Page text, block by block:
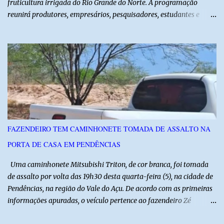
fruticultura irrigada do Rio Grande do Norte. A programação
reunirá produtores, empresários, pesquisadores, estudantes e
instituições e tecnologias voltadas ao setor. Além das atividades
técnicas, a feira contará com programação cultural. No dia 20 de
agosto, o público poderá prestigiar o show de humor com Mução,
seguido de apresentação musical de Vê Barreto. A Frut & Tec
reforça a importância do Distrito de Irrigação do Baixo Açu como
referência na fruticultura irrigada, promovendo conhecimento,
inovação e oportunidades para o desenvolvimento do agronegócio
potiguar. @associacaodiba
FAZENDEIRO TEM CAMINHONETE TOMADA DE ASSALTO NA
PORTA DE CASA EM PENDÊNCIAS
Uma caminhonete Mitsubishi Triton, de cor branca, foi tomada
de assalto por volta das 19h30 desta quarta-feira (5), na cidade de
Pendências, na região do Vale do Açu. De acordo com as primeiras
informações apuradas, o veículo pertence ao fazendeiro Zé